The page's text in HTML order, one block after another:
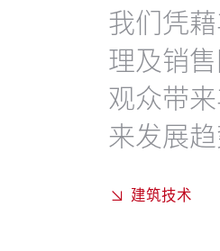
我们凭
理及销
观众带
来发展趋
建筑技术